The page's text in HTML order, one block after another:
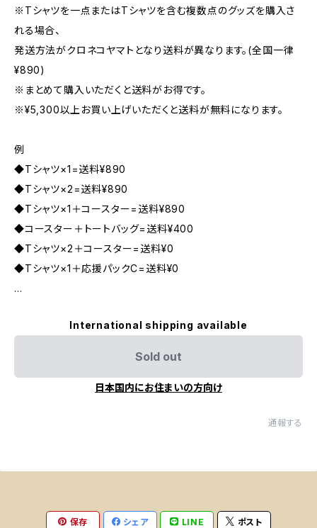
※Tシャツを一点またはTシャツを含む複数点のグッズを購入さ
れる場合、
発送方法がクロネコヤマトとなり送料が異なります。(全国一律
¥890)
※まとめて購入いただくと送料がお得です。
※¥5,300以上お買い上げいただくと送料が無料になります。
例
◆Tシャツ×1=送料¥890
◆Tシャツ×2=送料¥890
◆Tシャツ×1＋コースター=送料¥890
◆コースター＋トートバッグ=送料¥400
◆Tシャツ×2＋コースター=送料¥0
◆Tシャツ×1＋応援パックC=送料¥0
...
International shipping available
Sold out
日本国内にお住まいの方向け
通報する
保存 シェア LINE ポスト